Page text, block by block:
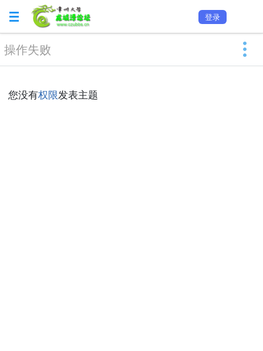
登录
操作失败
您没有权限发表主题